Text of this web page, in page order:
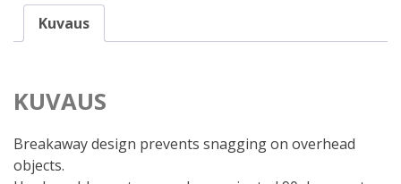
Kuvaus
KUVAUS
Breakaway design prevents snagging on overhead
objects.